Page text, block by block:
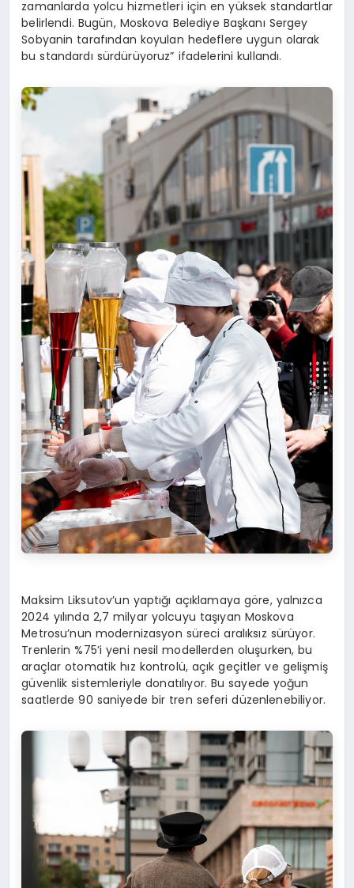
zamanlarda yolcu hizmetleri için en yüksek standartlar
belirlendi. Bugün, Moskova Belediye Başkanı Sergey
Sobyanin tarafından koyulan hedeflere uygun olarak
bu standardı sürdürüyoruz” ifadelerini kullandı.
Maksim Liksutov’un yaptığı açıklamaya göre, yalnızca
2024 yılında 2,7 milyar yolcuyu taşıyan Moskova
Metrosu’nun modernizasyon süreci aralıksız sürüyor.
Trenlerin %75’i yeni nesil modellerden oluşurken, bu
araçlar otomatik hız kontrolü, açık geçitler ve gelişmiş
güvenlik sistemleriyle donatılıyor. Bu sayede yoğun
saatlerde 90 saniyede bir tren seferi düzenlenebiliyor.